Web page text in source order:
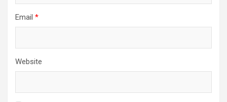
Email *
Website